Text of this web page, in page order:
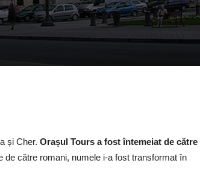
și Cher. Orașul Tours a fost întemeiat de către
către romani, numele i-a fost transformat în